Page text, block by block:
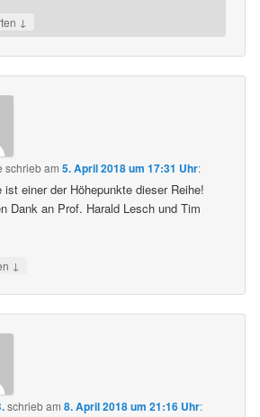
↓
schriebam5. April 2018 um 17:31 Uhr:
ist einer der Höhepunkte dieser Reihe!
Dank an Prof. Harald Lesch und Tim
↓
schriebam8. April 2018 um 21:16 Uhr: